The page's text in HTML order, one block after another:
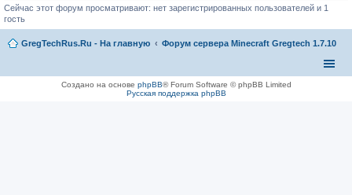
Сейчас этот форум просматривают: нет зарегистрированных пользователей и 1
гость
GregTechRus.Ru - На главную Форум сервера Minecraft Gregtech 1.7.10
Создано на основе phpBB® Forum Software © phpBB Limited
Русская поддержка phpBB